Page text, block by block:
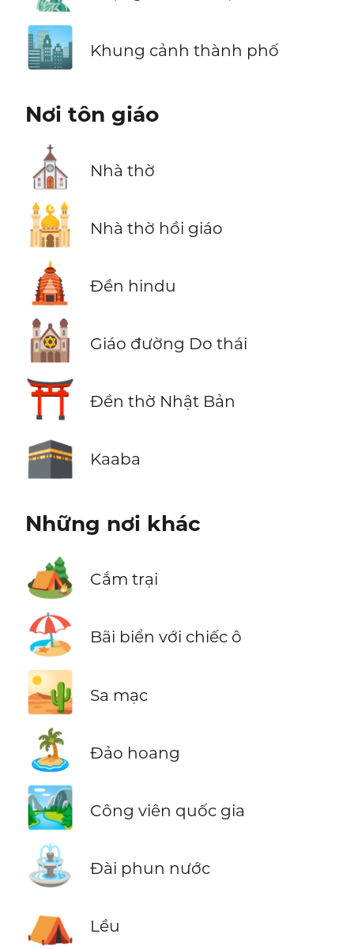
🏙️ Khung cảnh thành phố
Nơi tôn giáo
⛪ Nhà thờ
🕌 Nhà thờ hồi giáo
🛕 Đền hindu
🕍 Giáo đường Do thái
⛩️ Đền thờ Nhật Bản
🕋 Kaaba
Những nơi khác
🏕️ Cắm trại
🏖️ Bãi biển với chiếc ô
🏜️ Sa mạc
🏝️ Đảo hoang
🏞️ Công viên quốc gia
⛲ Đài phun nước
⛺ Lều